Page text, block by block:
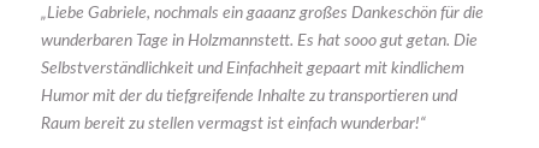
„Liebe Gabriele, nochmals ein gaaanz großes Dankeschön für die
wunderbaren Tage in Holzmannstett. Es hat sooo gut getan. Die
Selbstverständlichkeit und Einfachheit gepaart mit kindlichem
Humor mit der du tiefgreifende Inhalte zu transportieren und
Raum bereit zu stellen vermagst ist einfach wunderbar!“